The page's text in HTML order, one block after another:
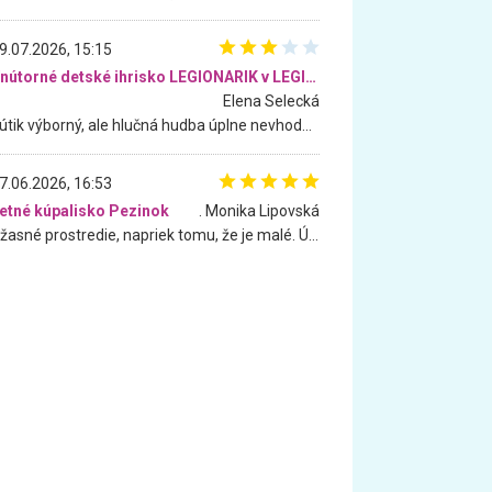
15:15
Vnútorné detské ihrisko LEGIONARIK v LEGIA Fitness
Elena Selecká
16:53
kúpalisko Pezinok
. Monika Lipovská